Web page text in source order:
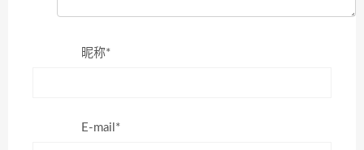
昵称*
E-mail*